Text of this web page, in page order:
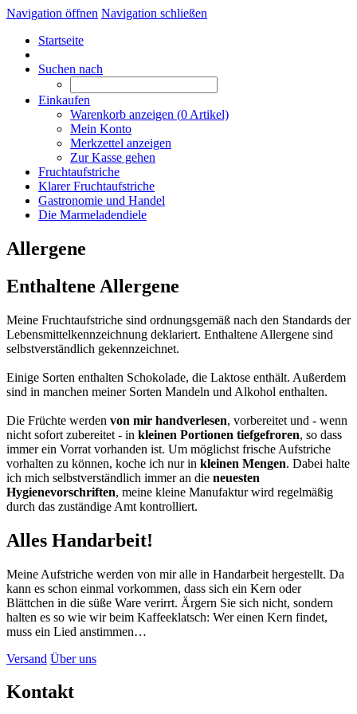
Navigation öffnen Navigation schließen
Startseite
Suchen nach
Einkaufen
Warenkorb anzeigen (0 Artikel)
Mein Konto
Merkzettel anzeigen
Zur Kasse gehen
Fruchtaufstriche
Klarer Fruchtaufstriche
Gastronomie und Handel
Die Marmeladendiele
Allergene
Enthaltene Allergene
Meine Fruchtaufstriche sind ordnungsgemäß nach den Standards der
Lebensmittelkennzeichnung deklariert. Enthaltene Allergene sind
selbstverständlich gekennzeichnet.
Einige Sorten enthalten Schokolade, die Laktose enthält. Außerdem
sind in manchen meiner Sorten Mandeln und Alkohol enthalten.
Die Früchte werden von mir handverlesen, vorbereitet und - wenn
nicht sofort zubereitet - in kleinen Portionen tiefgefroren, so dass
immer ein Vorrat vorhanden ist. Um möglichst frische Aufstriche
vorhalten zu können, koche ich nur in kleinen Mengen. Dabei halte
ich mich selbstverständlich immer an die neuesten
Hygienevorschriften, meine kleine Manufaktur wird regelmäßig
durch das zuständige Amt kontrolliert.
Alles Handarbeit!
Meine Aufstriche werden von mir alle in Handarbeit hergestellt. Da
kann es schon einmal vorkommen, dass sich ein Kern oder
Blättchen in die süße Ware verirrt. Ärgern Sie sich nicht, sondern
halten es so wie wir beim Kaffeeklatsch: Wer einen Kern findet,
muss ein Lied anstimmen…
Versand Über uns
Kontakt